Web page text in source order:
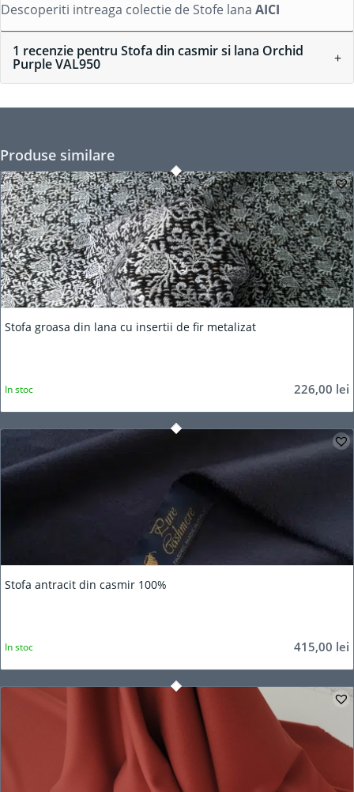
Descoperiti intreaga colectie de Stofe lana AICI
1 recenzie pentru Stofa din casmir si lana Orchid
Purple VAL950
Produse similare
Stofa groasa din lana cu insertii de fir metalizat
226,00 lei
In stoc
Stofa antracit din casmir 100%
415,00 lei
In stoc